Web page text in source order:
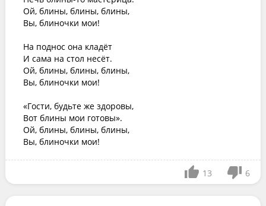
Ой, блины, блины, блины,
Вы, блиночки мои!
На поднос она кладёт
И сама на стол несёт.
Ой, блины, блины, блины,
Вы, блиночки мои!
«Гости, будьте же здоровы,
Вот блины мои готовы».
Ой, блины, блины, блины,
Вы, блиночки мои!
13 6